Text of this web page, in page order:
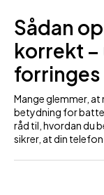
Sådan
korrekt
Mange glemmer,
betydning for
råd til, hvordan du
sikrer, at din